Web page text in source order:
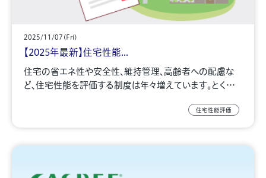
2025/11/07(Fri)
【2025年最新】住宅性能...
住宅の省エネ性や安全性、維持管理、高齢者への配慮な
ど、住宅性能を評価する制度は年々増えています。とく…
住宅性能評価